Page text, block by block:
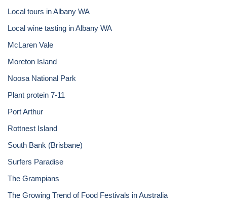
Local tours in Albany WA
Local wine tasting in Albany WA
McLaren Vale
Moreton Island
Noosa National Park
Plant protein 7-11
Port Arthur
Rottnest Island
South Bank (Brisbane)
Surfers Paradise
The Grampians
The Growing Trend of Food Festivals in Australia